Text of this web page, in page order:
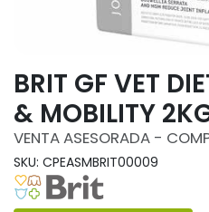
BRIT GF VET
& MOBILITY
VENTA ASESORADA -
SKU: CPEASMBRIT00009